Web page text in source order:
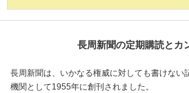
長周新聞の定期購読とカ
長周新聞は、いかなる権威に対しても書けない
機関として1955年に創刊されました。